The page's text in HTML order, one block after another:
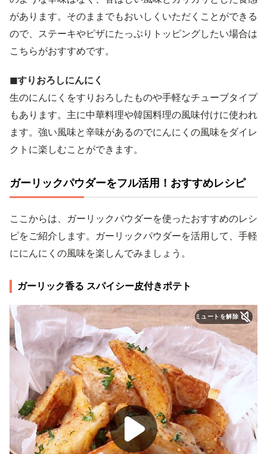
があります。そのままでもおいしくいただくことができる
ので、ステーキやピザにたっぷりトッピングしたい場合は
こちらがおすすめです。
◼︎すりおろしにんにく
生のにんにくをすりおろしたものや手軽なチューブタイプ
もあります。主に中華料理や韓国料理の風味付けに使われ
ます。強い風味と辛味があるのでにんにくの風味をダイレ
クトに楽しむことができます。
ガーリックパウダーをフル活用！おすすめレシピ
ここからは、ガーリックパウダーを使ったおすすめのレシ
ピをご紹介します。ガーリックパウダーを活用して、手軽
ににんにくの風味を楽しんでみましょう。
ガーリック香る スパイシー皮付きポテト
ミュートを解除